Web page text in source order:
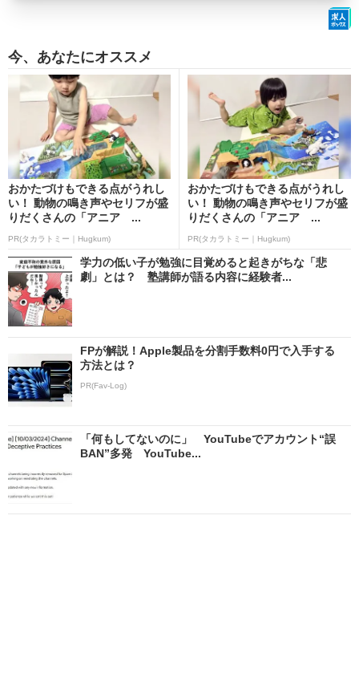
今、あなたにオススメ
おかたづけもできる点がうれし
い！ 動物の鳴き声やセリフが盛
りだくさんの「アニア ...
PR(タカラトミー｜Hugkum)
おかたづけもできる点がうれし
い！ 動物の鳴き声やセリフが盛
りだくさんの「アニア ...
PR(タカラトミー｜Hugkum)
学力の低い子が勉強に目覚めると起きがちな「悲
劇」とは？ 塾講師が語る内容に経験者...
FPが解説！Apple製品を分割手数料0円で入手する
方法とは？
PR(Fav-Log)
「何もしてないのに」 YouTubeでアカウント“誤
BAN”多発 YouTube...